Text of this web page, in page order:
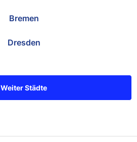
Bremen
Dresden
Weiter Städte